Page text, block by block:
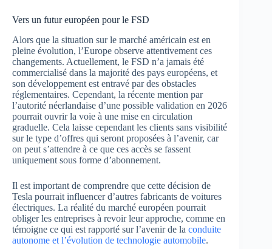
Vers un futur européen pour le FSD
Alors que la situation sur le marché américain est en
pleine évolution, l’Europe observe attentivement ces
changements. Actuellement, le FSD n’a jamais été
commercialisé dans la majorité des pays européens, et
son développement est entravé par des obstacles
réglementaires. Cependant, la récente mention par
l’autorité néerlandaise d’une possible validation en 2026
pourrait ouvrir la voie à une mise en circulation
graduelle. Cela laisse cependant les clients sans visibilité
sur le type d’offres qui seront proposées à l’avenir, car
on peut s’attendre à ce que ces accès se fassent
uniquement sous forme d’abonnement.
Il est important de comprendre que cette décision de
Tesla pourrait influencer d’autres fabricants de voitures
électriques. La réalité du marché européen pourrait
obliger les entreprises à revoir leur approche, comme en
témoigne ce qui est rapporté sur l’avenir de la conduite
autonome et l’évolution de technologie automobile.